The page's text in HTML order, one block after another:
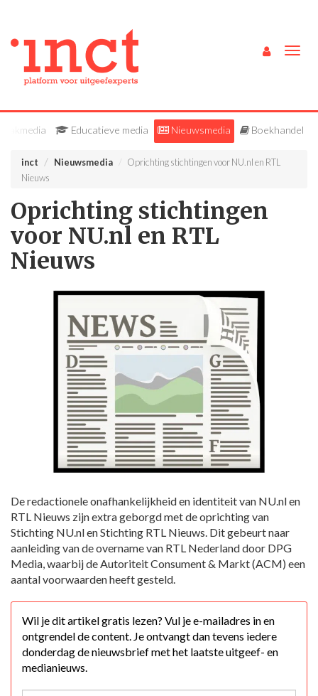
Vakmedia Educatieve media Nieuwsmedia Boekhandel
inct Nieuwsmedia
Oprichting stichtingen voor NU.nl en RTL
Nieuws
Oprichting stichtingen
voor NU.nl en RTL
Nieuws
De redactionele onafhankelijkheid en identiteit van NU.nl en
RTL Nieuws zijn extra geborgd met de oprichting van
Stichting NU.nl en Stichting RTL Nieuws. Dit gebeurt naar
aanleiding van de overname van RTL Nederland door DPG
Media, waarbij de Autoriteit Consument & Markt (ACM) een
aantal voorwaarden heeft gesteld.
Wil je dit artikel gratis lezen? Vul je e-mailadres in en
ontgrendel de content. Je ontvangt dan tevens iedere
donderdag de nieuwsbrief met het laatste uitgeef- en
medianieuws.